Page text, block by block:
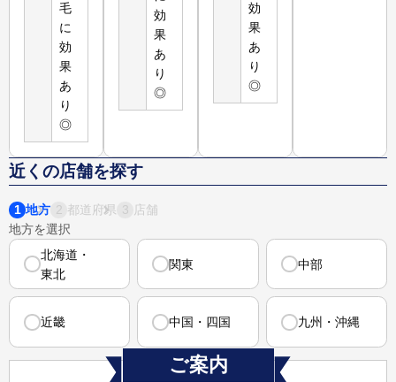
毛
に
効
果
あ
り
◎
効
果
あ
り
◎
効
果
あ
り
◎
近くの店舗を探す
1 地方 2 都道府県 3 店舗
地方を選択
北海道・
東北
関東 中部
近畿 中国・四国 九州・沖縄
ご案内